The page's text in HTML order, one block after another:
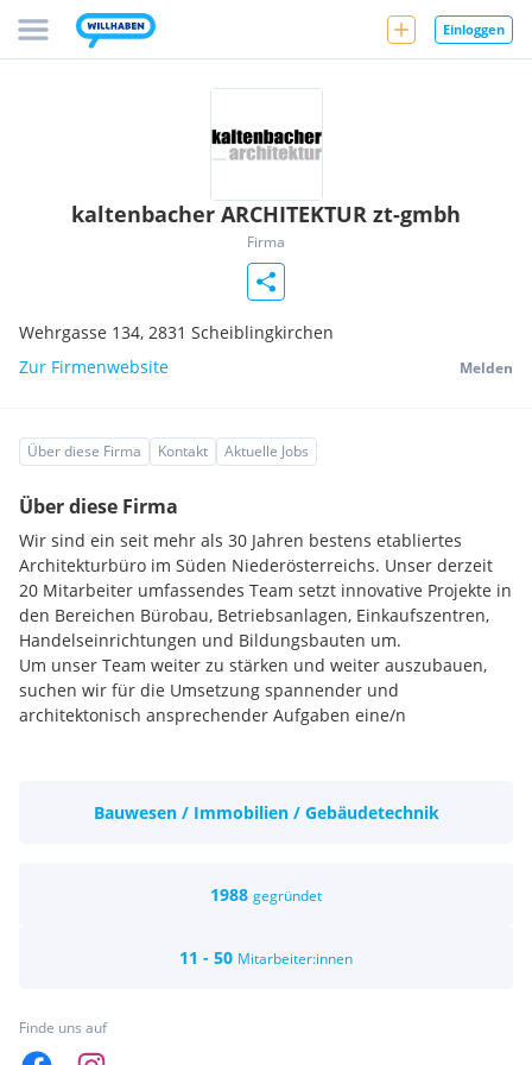
Einloggen
kaltenbacher ARCHITEKTUR zt-gmbh
Firma
Wehrgasse 134, 2831 Scheiblingkirchen
Zur Firmenwebsite
Melden
Über diese Firma Kontakt Aktuelle Jobs
Über diese Firma
Wir sind ein seit mehr als 30 Jahren bestens etabliertes
Architekturbüro im Süden Niederösterreichs. Unser derzeit
20 Mitarbeiter umfassendes Team setzt innovative Projekte in
den Bereichen Bürobau, Betriebsanlagen, Einkaufszentren,
Handelseinrichtungen und Bildungsbauten um.
Um unser Team weiter zu stärken und weiter auszubauen,
suchen wir für die Umsetzung spannender und
architektonisch ansprechender Aufgaben eine/n
Ihre Aufgaben
organisatorische, technische und künstlerische
Unterstützung bei der Entwicklung von Projektideen
erfolgreiche Umsetzung von Planungsvorhaben
Bauwesen / Immobilien / Gebäudetechnik
1988 gegründet
11 - 50 Mitarbeiter:innen
Finde uns auf